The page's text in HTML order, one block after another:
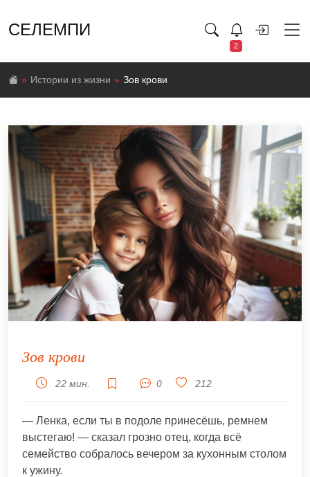
СЕЛЕМПИ
2
Истории из жизни Зов крови
Зов крови
22 мин. 0 212
— Ленка, если ты в подоле принесёшь, ремнем
выстегаю! — сказал грозно отец, когда всё
семейство собралось вечером за кухонным столом
к ужину.